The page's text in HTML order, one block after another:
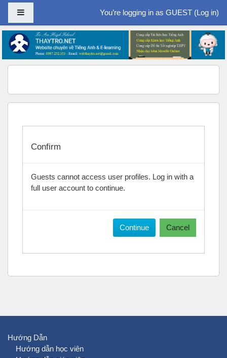
Skip to main content
You’re logging in as GUEST (Log in)
Confirm
Guests cannot access user profiles. Log in with a
full user account to continue.
Continue Cancel
Hướng Dẫn
Hướng dẫn học viên